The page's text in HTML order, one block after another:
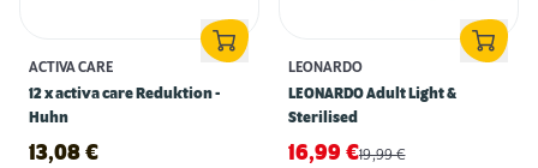
ACTIVA CARE
12 x activa care Reduktion -
Huhn
13,08 €
LEONARDO
LEONARDO Adult Light &
Sterilised
16,99 €19,99€